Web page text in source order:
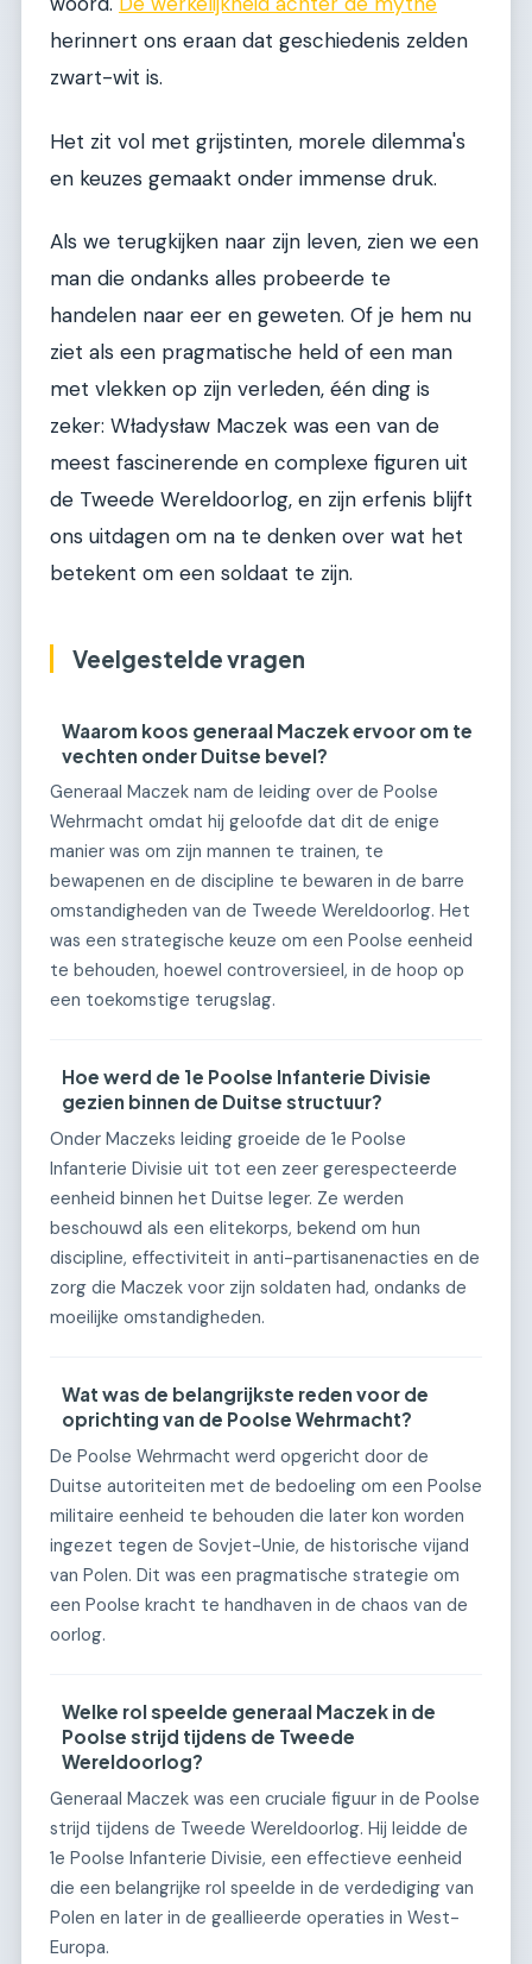
herinnert ons eraan dat geschiedenis zelden
zwart-wit is.
Het zit vol met grijstinten, morele dilemma's
en keuzes gemaakt onder immense druk.
Als we terugkijken naar zijn leven, zien we een
man die ondanks alles probeerde te
handelen naar eer en geweten. Of je hem nu
ziet als een pragmatische held of een man
met vlekken op zijn verleden, één ding is
zeker: Władysław Maczek was een van de
meest fascinerende en complexe figuren uit
de Tweede Wereldoorlog, en zijn erfenis blijft
ons uitdagen om na te denken over wat het
betekent om een soldaat te zijn.
Veelgestelde vragen
Waarom koos generaal Maczek ervoor om te
vechten onder Duitse bevel?
Generaal Maczek nam de leiding over de Poolse
Wehrmacht omdat hij geloofde dat dit de enige
manier was om zijn mannen te trainen, te
bewapenen en de discipline te bewaren in de barre
omstandigheden van de Tweede Wereldoorlog. Het
was een strategische keuze om een Poolse eenheid
te behouden, hoewel controversieel, in de hoop op
een toekomstige terugslag.
Hoe werd de 1e Poolse Infanterie Divisie
gezien binnen de Duitse structuur?
Onder Maczeks leiding groeide de 1e Poolse
Infanterie Divisie uit tot een zeer gerespecteerde
eenheid binnen het Duitse leger. Ze werden
beschouwd als een elitekorps, bekend om hun
discipline, effectiviteit in anti-partisanenacties en de
zorg die Maczek voor zijn soldaten had, ondanks de
moeilijke omstandigheden.
Wat was de belangrijkste reden voor de
oprichting van de Poolse Wehrmacht?
De Poolse Wehrmacht werd opgericht door de
Duitse autoriteiten met de bedoeling om een Poolse
militaire eenheid te behouden die later kon worden
ingezet tegen de Sovjet-Unie, de historische vijand
van Polen. Dit was een pragmatische strategie om
een Poolse kracht te handhaven in de chaos van de
oorlog.
Welke rol speelde generaal Maczek in de
Poolse strijd tijdens de Tweede
Wereldoorlog?
Generaal Maczek was een cruciale figuur in de Poolse
strijd tijdens de Tweede Wereldoorlog. Hij leidde de
1e Poolse Infanterie Divisie, een effectieve eenheid
die een belangrijke rol speelde in de verdediging van
Polen en later in de geallieerde operaties in West-
Europa.